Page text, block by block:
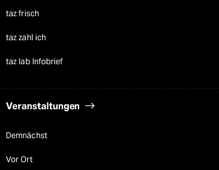
taz frisch
taz zahl ich
taz lab Infobrief
Veranstaltungen
Demnächst
Vor Ort